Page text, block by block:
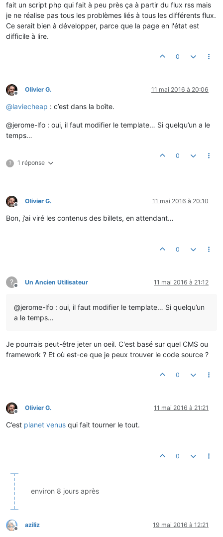
fait un script php qui fait à peu près ça à partir du flux rss mais
je ne réalise pas tous les problèmes liés à tous les différents flux.
Ce serait bien à développer, parce que la page en l'état est
difficile à lire.
0
Hors-ligne
Olivier G. 11 mai 2016 à 20:06
@laviecheap : c’est dans la boîte.
@jerome-lfo : oui, il faut modifier le template… Si quelqu’un a le
temps…
? 1 réponse
0
Hors-ligne
Olivier G. 11 mai 2016 à 20:10
Bon, j’ai viré les contenus des billets, en attendant…
0
?
Hors-ligne
Un Ancien Utilisateur 11 mai 2016 à 21:12
@jerome-lfo : oui, il faut modifier le template… Si quelqu’un
a le temps…
Je pourrais peut-être jeter un oeil. C'est basé sur quel CMS ou
framework ? Et où est-ce que je peux trouver le code source ?
0
Hors-ligne
Olivier G. 11 mai 2016 à 21:21
C’est planet venus qui fait tourner le tout.
0
environ 8 jours après
Hors-ligne
aziliz 19 mai 2016 à 12:21